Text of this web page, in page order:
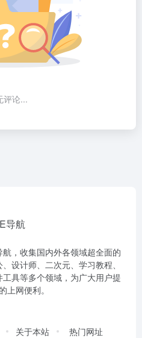
评论...
，收集国内外各领域超全面的
设计师、二次元、学习教程、
具等多个领域，为广大用户提
上网便利。
关于本站 热门网址